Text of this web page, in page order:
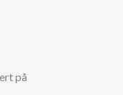
på